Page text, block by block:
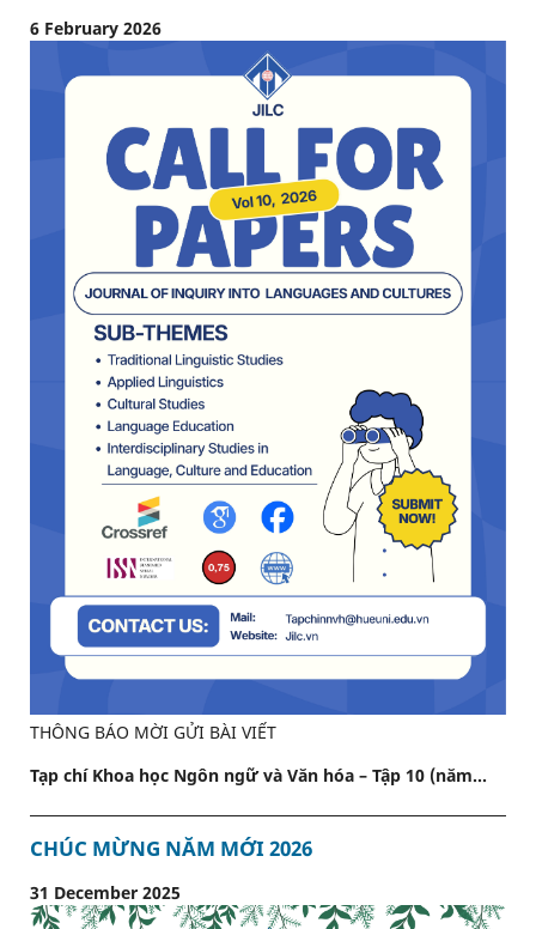
6 February 2026
THÔNG BÁO MỜI GỬI BÀI VIẾT
Tạp chí Khoa học Ngôn ngữ và Văn hóa – Tập 10 (năm...
CHÚC MỪNG NĂM MỚI 2026
31 December 2025